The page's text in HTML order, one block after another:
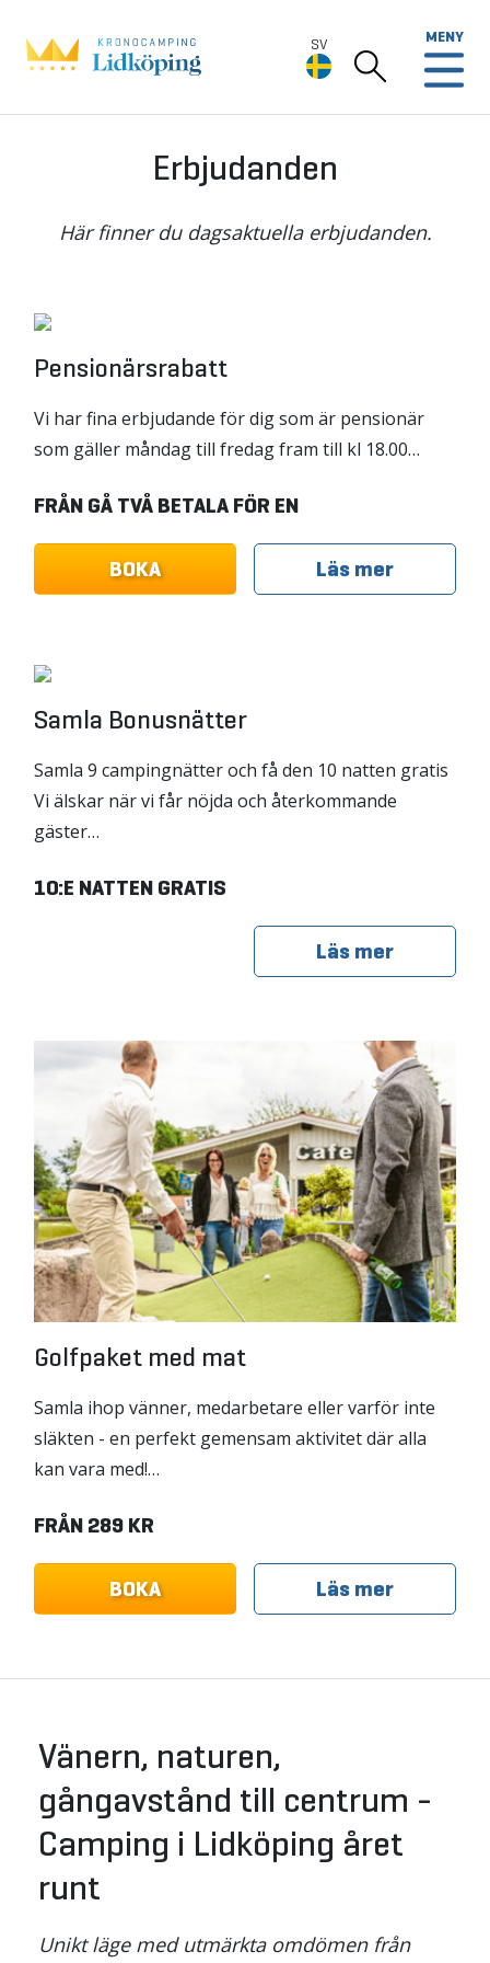
SV
English
MENY
Erbjudanden
Här finner du dagsaktuella erbjudanden.
Pensionärsrabatt
Vi har fina erbjudande för dig som är pensionär
som gäller måndag till fredag fram till kl 18.00…
FRÅN GÅ TVÅ BETALA FÖR EN
BOKA Läs mer
Samla Bonusnätter
Samla 9 campingnätter och få den 10 natten gratis
Vi älskar när vi får nöjda och återkommande
gäster…
10:E NATTEN GRATIS
Läs mer
Golfpaket med mat
Samla ihop vänner, medarbetare eller varför inte
släkten - en perfekt gemensam aktivitet där alla
kan vara med!…
FRÅN 289 KR
BOKA Läs mer
Vänern, naturen,
gångavstånd till centrum -
Camping i Lidköping året
runt
Unikt läge med utmärkta omdömen från